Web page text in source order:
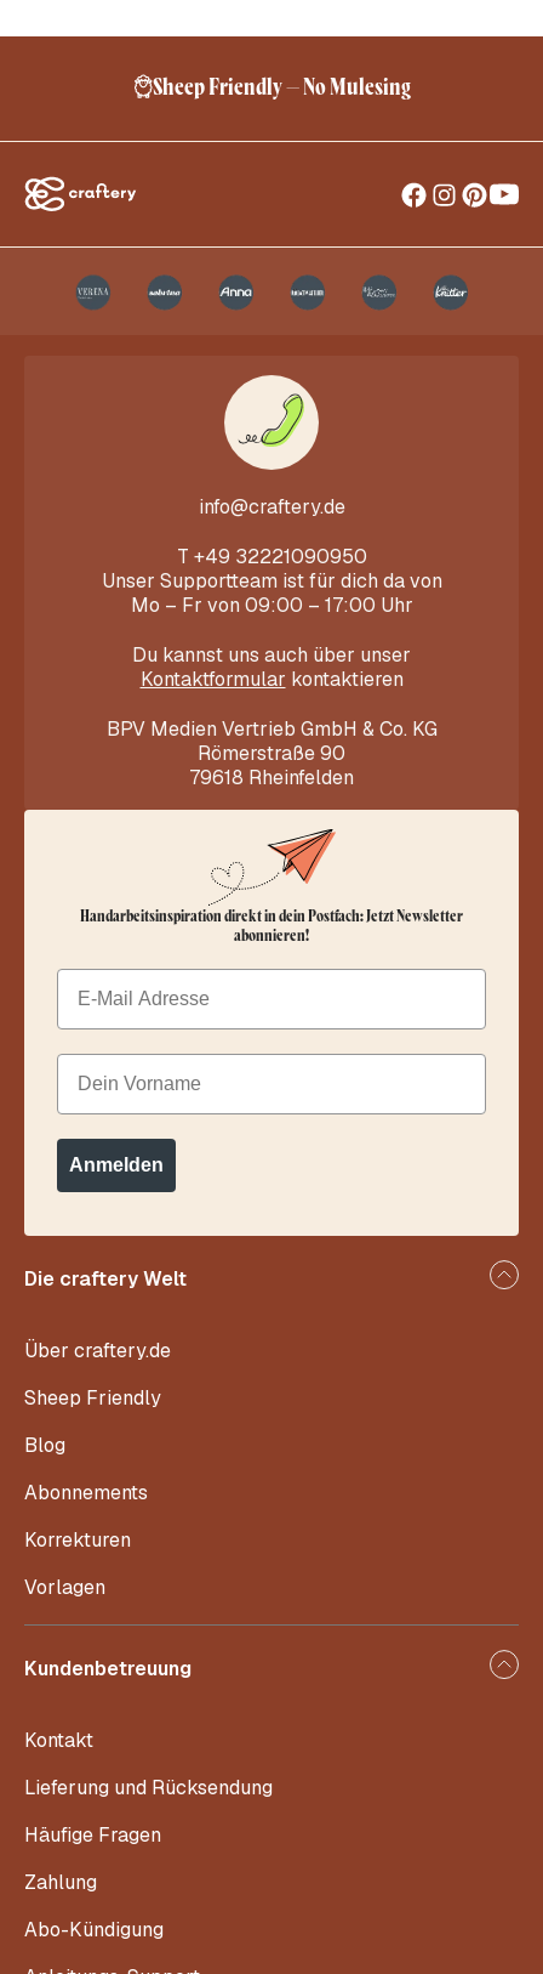
Sheep Friendly – No Mulesing
info@craftery.de
T +49 32221090950
Unser Supportteam ist für dich da von
Mo – Fr von 09:00 – 17:00 Uhr
Du kannst uns auch über unser
Kontaktformular kontaktieren
BPV Medien Vertrieb GmbH & Co. KG
Römerstraße 90
79618 Rheinfelden
Die craftery Welt
Über craftery.de
Sheep Friendly
Blog
Abonnements
Korrekturen
Vorlagen
Kundenbetreuung
Kontakt
Lieferung und Rücksendung
Häufige Fragen
Zahlung
Abo-Kündigung
Handarbeitsinspiration direkt in dein Postfach: Jetzt Newsletter
abonnieren!
Email
Dein Vorname
Anmelden